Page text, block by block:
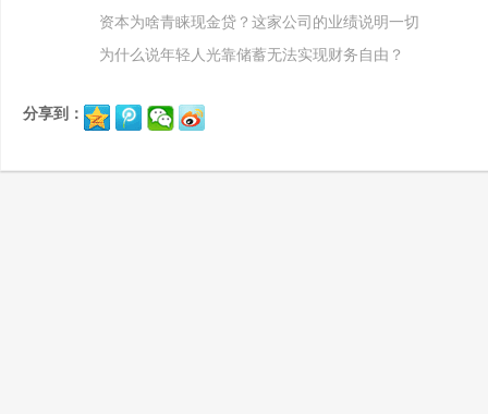
资本为啥青睐现金贷？这家公司的业绩说明一切
为什么说年轻人光靠储蓄无法实现财务自由？
分享到：